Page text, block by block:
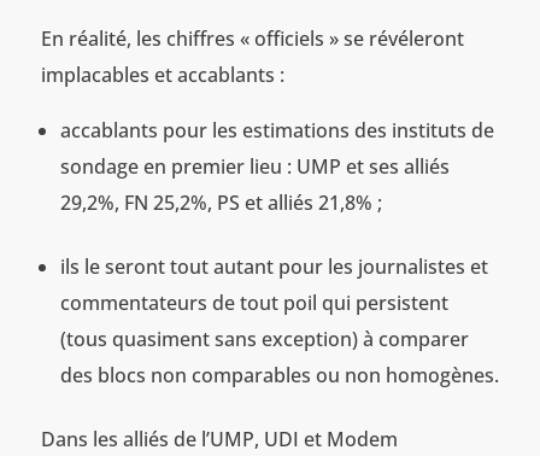
En réalité, les chiffres « officiels » se révéleront
implacables et accablants :
accablants pour les estimations des instituts de
sondage en premier lieu : UMP et ses alliés
29,2%, FN 25,2%, PS et alliés 21,8% ;
ils le seront tout autant pour les journalistes et
commentateurs de tout poil qui persistent
(tous quasiment sans exception) à comparer
des blocs non comparables ou non homogènes.
Dans les alliés de l’UMP, UDI et Modem